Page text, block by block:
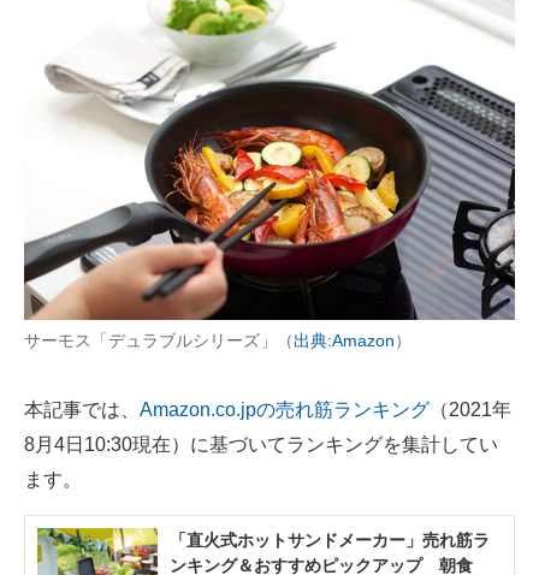
ビジネスと働き方のヒント
AI活用のいまが分かる
企業ITのトレンドを詳説
経営リーダーのコミュニティ
マーケ×ITの今がよく分かる
ITエンジニア向け専門サイト
企業向けIT製品の総合サイト
IT製品の技術・比較・事例
製造業のIT導入・活用を支援
エレクトロニクス専門サイト
サーモス「デュラブルシリーズ」（出典:Amazon）
本記事では、 Amazon.co.jpの売れ筋ランキング （2021年
8月4日10:30現在）に基づいてランキングを集計してい
ます。
「直火式ホットサンドメーカー」売れ筋ラ
ンキング＆おすすめピックアップ 朝食